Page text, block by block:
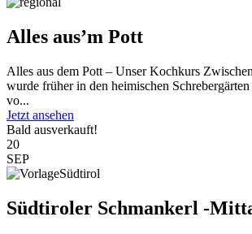
Alles aus’m Pott
Alles aus dem Pott – Unser Kochkurs
wurde früher in den heimischen
vo...
Jetzt ansehen
Bald ausverkauft!
20
SEP
Südtiroler Schmankerl -